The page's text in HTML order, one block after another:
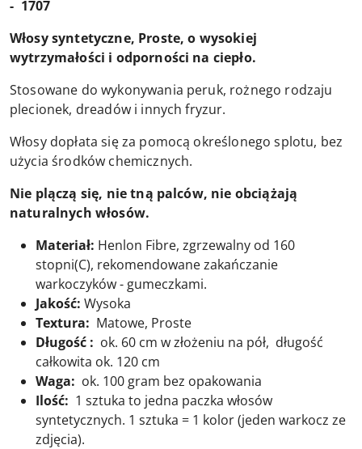
- 1707
Włosy syntetyczne, Proste, o wysokiej
wytrzymałości i odporności na ciepło.
Stosowane do wykonywania peruk, rożnego rodzaju
plecionek, dreadów i innych fryzur.
Włosy dopłata się za pomocą określonego splotu, bez
użycia środków chemicznych.
Nie plączą się, nie tną palców, nie obciążają
naturalnych włosów.
Materiał: Henlon Fibre, zgrzewalny od 160
stopni(C), rekomendowane zakańczanie
warkoczyków - gumeczkami.
Jakość: Wysoka
Textura: Matowe, Proste
Długość : ok. 60 cm w złożeniu na pół, długość
całkowita ok. 120 cm
Waga: ok. 100 gram bez opakowania
Ilość: 1 sztuka to jedna paczka włosów
syntetycznych. 1 sztuka = 1 kolor (jeden warkocz ze
zdjęcia).